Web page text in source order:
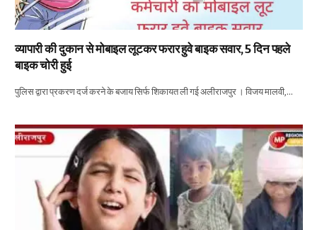
व्यापारी की दुकान से मोबाइल लूटकर फरार हुवे बाइक सवार, 5 दिन पहले
बाइक चोरी हुई
पुलिस द्वारा प्रकरण दर्ज करने के बजाय सिर्फ शिकायत ली गई अलीराजपुर । विजय मालवी,…